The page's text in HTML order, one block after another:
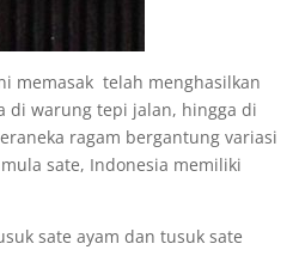
memasak telah menghasilkan
di warung tepi jalan, hingga di
ragam bergantung variasi
sate, Indonesia memiliki
sate ayam dan tusuk sate